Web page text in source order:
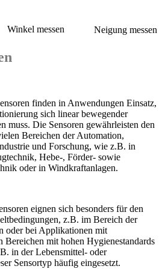
Winkel messen Neigung messen
finden in Anwendungen Einsatz,
sich linear bewegender
muss. Die Sensoren gewährleisten den
Bereichen der Automation,
und Forschung, wie z.B. in
Hebe-, Förder- sowie
oder in Windkraftanlagen.
eignen sich besonders für den
z.B. im Bereich der
oder bei Applikationen mit
Bereichen mit hohen Hygienestandards
in der Lebensmittel- oder
Sensortyp häufig eingesetzt.